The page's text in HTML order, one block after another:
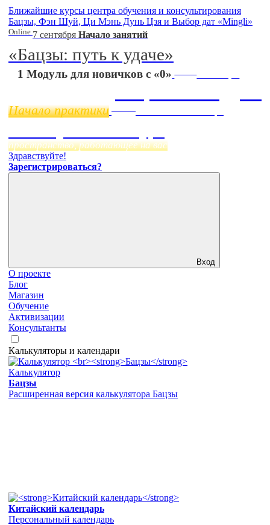
Ближайшие курсы центра обучения и консультирования
Бацзы, Фэн Шуй, Ци Мэнь Дунь Цзя и Выбор дат «Mingli»
Online 7 сентября Начало занятий
«Бацзы: путь к удаче»
1 Модуль для новичков с «0» 11 ноября
Начало практики
пространство, работающее на вас
Здравствуйте!
Зарегистрироваться?
Вход
О проекте
Блог
Магазин
Обучение
Активизации
Консультанты
Калькуляторы и календари
Калькулятор
Бацзы
Расширенная версия калькулятора Бацзы
Китайский календарь
Персональный календарь